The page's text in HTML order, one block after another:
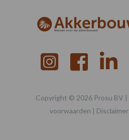
Copyright © 2026 Prosu BV |
voorwaarden | Disclaimer